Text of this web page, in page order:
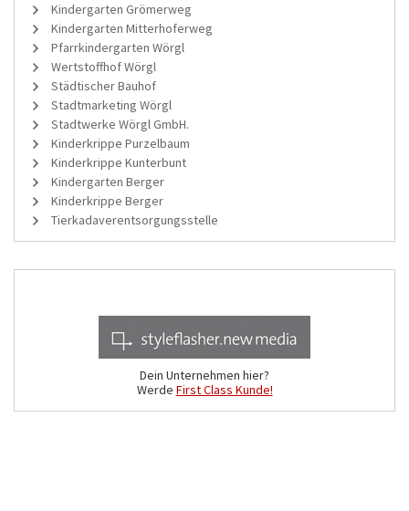
Kindergarten Grömerweg
Kindergarten Mitterhoferweg
Pfarrkindergarten Wörgl
Wertstoffhof Wörgl
Städtischer Bauhof
Stadtmarketing Wörgl
Stadtwerke Wörgl GmbH.
Kinderkrippe Purzelbaum
Kinderkrippe Kunterbunt
Kindergarten Berger
Kinderkrippe Berger
Tierkadaverentsorgungsstelle
Dein Unternehmen hier?
Werde First Class Kunde!